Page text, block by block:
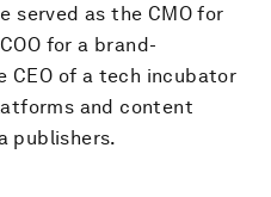
served as the CMO for
for a brand-
CEO of a tech incubator
and content
publishers.